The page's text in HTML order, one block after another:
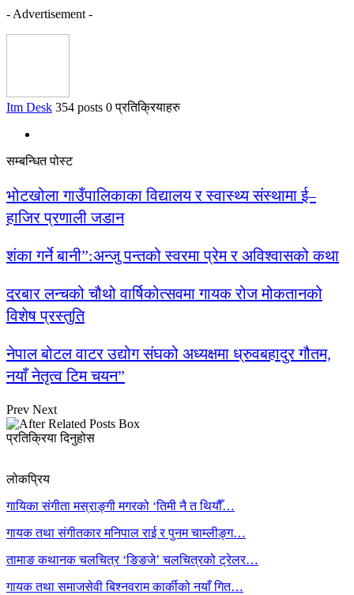
- Advertisement -
Itm Desk 354 posts 0 प्रतिक्रियाहरु
सम्बन्धित पोस्ट
भोटखोला गाउँपालिकाका विद्यालय र स्वास्थ्य संस्थामा ई–
हाजिर प्रणाली जडान
शंका गर्ने बानी”:अन्जु पन्तको स्वरमा प्रेम र अविश्वासको कथा
दरबार लन्चको चौथो वार्षिकोत्सवमा गायक रोज मोकतानको
विशेष प्रस्तुति
नेपाल बोटल वाटर उद्योग संघको अध्यक्षमा ध्रुवबहादुर गौतम,
नयाँ नेतृत्व टिम चयन”
Prev Next
प्रतिक्रिया दिनुहोस
लोकप्रिय
गायिका संगीता मस्राङ्गी मगरको ‘तिमी नै त थियौँ…
गायक तथा संगीतकार मनिपाल राई र पुनम चाम्लीङ्ग…
तामाङ कथानक चलचित्र ‘ङिङजे’ चलचित्रको ट्रेलर…
गायक तथा समाजसेवी बिश्नवराम कार्कीको नयाँ गित…